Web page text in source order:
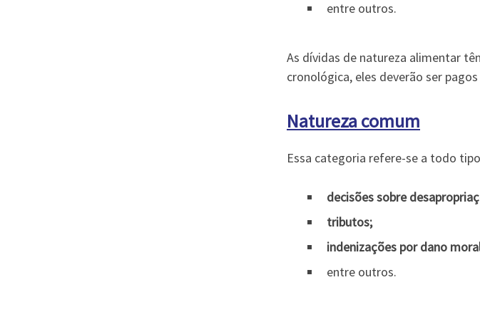
entre outros.
As dívidas de natureza alimentar
cronológica, eles deverão ser
Natureza comum
Essa categoria refere-se a todo
decisões sobre
tributos;
indenizações por dano
entre outros.